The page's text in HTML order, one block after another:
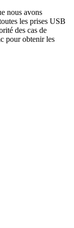
nous avons
les prises USB
des cas de
pour obtenir les